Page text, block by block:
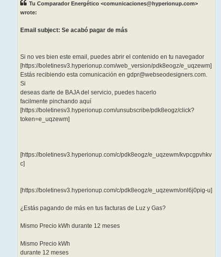
Tu Comparador Energético <comunicaciones@hyperionup.com>
wrote:
Email subject: Se acabó pagar de más
Si no ves bien este email, puedes abrir el contenido en tu navegador
[https://boletinesv3.hyperionup.com/web_version/pdk8eogz/e_uqzewm]
Estás recibiendo esta comunicación en gdpr@webseodesigners.com.
Si
deseas darte de BAJA del servicio, puedes hacerlo
facilmente pinchando aquí
[https://boletinesv3.hyperionup.com/unsubscribe/pdk8eogz/click?
token=e_uqzewm]
[https://boletinesv3.hyperionup.com/c/pdk8eogz/e_uqzewm/kvpcgpvhkv
c]
[https://boletinesv3.hyperionup.com/c/pdk8eogz/e_uqzewm/onl6j0pig-u]
¿Estás pagando de más en tus facturas de Luz y Gas?
Mismo Precio kWh durante 12 meses
Mismo Precio kWh
durante 12 meses